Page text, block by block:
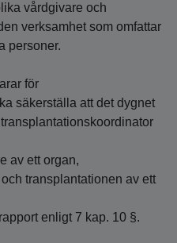
vårdgivare och
verksamhet som omfattar
personer.
för
säkerställa att det dygnet
av ett organ,
transplantationen av ett
enligt 7 kap. 10 §.